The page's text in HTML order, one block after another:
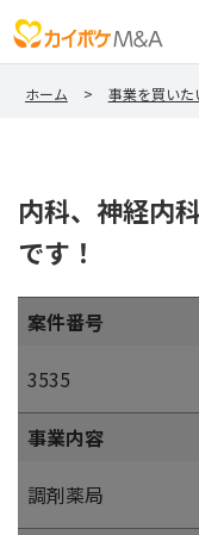
ホーム 事業を買いた
内科、神経内
です！
案件番号
3535
事業内容
調剤薬局